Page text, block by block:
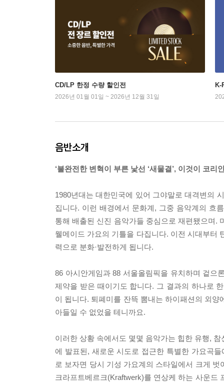
CD/LP 한정 수량 할인전
2026년 01월 01일 ~ 2026년 12월 31일
K-
음반소개
‘불완전한 변혁이 부른 낯선 ‘새물결’, 이것이 코리
1980년대는 대한민국에 있어 그야말로 대격변의
집니다. 이런 배경에서 문화계, 그중 음악계의 흐
통해 배출된 신진 음악가들 중심으로 재편됐으며.
웰메이드 가요의 기틀을 다집니다. 이전 시대부터
력으로 분화·발전하게 됩니다.
86 아시안게임과 88 서울올림픽을 유치하며 겉으
제약을 받은 때이기도 합니다. 그 결과의 하나로
이 됩니다. 퇴폐미를 잔뜩 뽐내는 하이패션의 외양
아들일 수 없었을 테니까요.
이러한 상황 속에서도 몇몇 음악가는 힙한 유행,
에 발표된, 새로운 시도로 접근한 특별한 가요곡
로 보자면 당시 기성 가요계의 스타일에서 크게
크라프트베르크(Kraftwerk)를 연상케 하는 사운드